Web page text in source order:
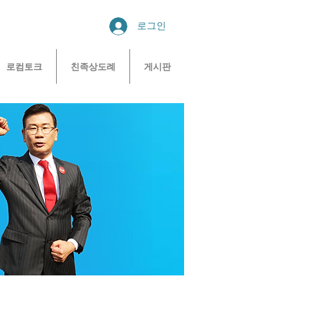
로그인
로컴토크 친족상도례 게시판